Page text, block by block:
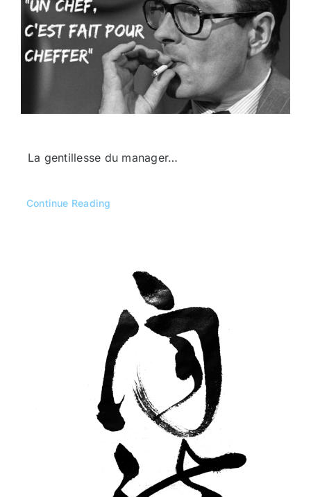
La gentillesse du manager…
Continue Reading